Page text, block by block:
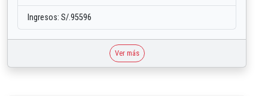
Ingresos: S/.95596
Ver más